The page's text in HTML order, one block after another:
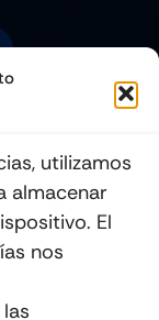
utilizamos
almacenar
El
nos